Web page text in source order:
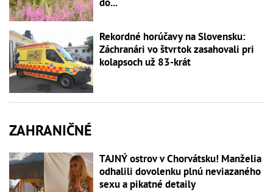
Rekordné horúčavy na Slovensku:
Záchranári vo štvrtok zasahovali pri
kolapsoch už 83-krát
ZAHRANIČNÉ
TAJNÝ ostrov v Chorvátsku! Manželia
odhalili dovolenku plnú neviazaného
sexu a pikatné detaily